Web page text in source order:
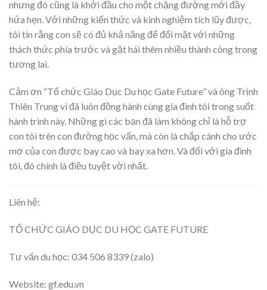
nhưng đó cũng là khởi đầu cho một chặng đường mới đầy
hứa hẹn. Với những kiến thức và kinh nghiệm tích lũy được,
tôi tin rằng con sẽ có đủ khả năng để đối mặt với những
thách thức phía trước và gặt hái thêm nhiều thành công trong
tương lai.
Cảm ơn “Tổ chức Giáo Dục Du học Gate Future” và ông Trịnh
Thiên Trung vì đã luôn đồng hành cùng gia đình tôi trong suốt
hành trình này. Những gì các bạn đã làm không chỉ là hỗ trợ
con tôi trên con đường học vấn, mà còn là chắp cánh cho ước
mơ của con được bay cao và bay xa hơn. Và đối với gia đình
tôi, đó chính là điều tuyệt vời nhất.
Liên hệ:
TỔ CHỨC GIÁO DỤC DU HỌC GATE FUTURE
Tư vấn du học: 034 506 8339 (zalo)
Website: gf.edu.vn